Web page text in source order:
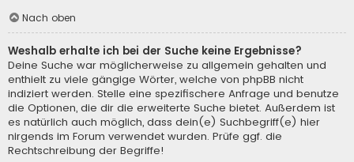
Nach oben
Weshalb erhalte ich bei der Suche keine Ergebnisse?
Deine Suche war möglicherweise zu allgemein gehalten und
enthielt zu viele gängige Wörter, welche von phpBB nicht
indiziert werden. Stelle eine spezifischere Anfrage und benutze
die Optionen, die dir die erweiterte Suche bietet. Außerdem ist
es natürlich auch möglich, dass dein(e) Suchbegriff(e) hier
nirgends im Forum verwendet wurden. Prüfe ggf. die
Rechtschreibung der Begriffe!